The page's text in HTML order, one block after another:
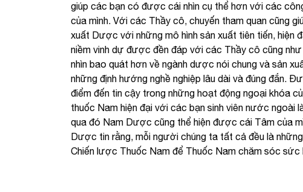
giúp các bạn có được cái nhìn cụ thể hơn với các
của mình. Với các Thầy cô, chuyến tham quan cũng
xuất Dược với những mô hình sản xuất tiên tiến, hiện
niềm vinh dự được đền đáp với các Thầy cô cũng
nhìn bao quát hơn về ngành dược nói chung và sản
những định hướng nghề nghiệp lâu dài và đúng
điểm đến tin cậy trong những hoạt động ngoại khóa
thuốc Nam hiện đại với các bạn sinh viên nước
qua đó Nam Dược cũng thể hiện được cái Tâm của
Dược tin rằng, mỗi người chúng ta tất cả đều là
Chiến lược Thuốc Nam để Thuốc Nam chăm sóc